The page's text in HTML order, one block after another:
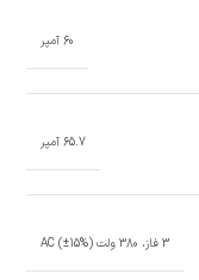
60 آمپر
65.7 آمپر
3 فاز، 380 ولت AC (±15%)